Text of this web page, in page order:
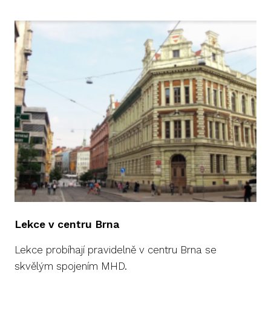
Lekce v centru Brna
Lekce probíhají pravidelně v centru Brna se
skvělým spojením MHD.